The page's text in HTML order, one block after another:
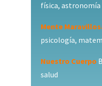
física, astronomía
Mente
psicología,
Nuestro Cuerpo
salud